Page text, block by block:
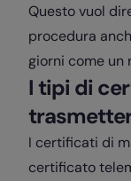
Questo vuol
procedura
giorni come un
I tipi di
I certificati di
certificato